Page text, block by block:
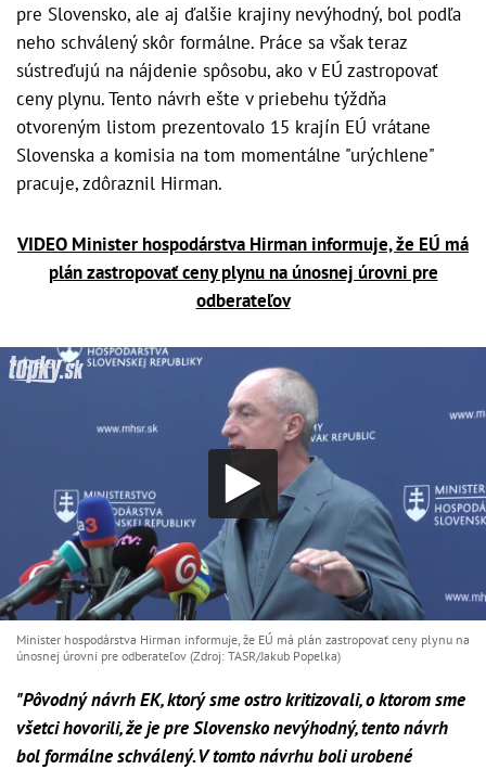
pre Slovensko, ale aj ďalšie krajiny nevýhodný, bol podľa
neho schválený skôr formálne. Práce sa však teraz
sústreďujú na nájdenie spôsobu, ako v EÚ zastropovať
ceny plynu. Tento návrh ešte v priebehu týždňa
otvoreným listom prezentovalo 15 krajín EÚ vrátane
Slovenska a komisia na tom momentálne "urýchlene"
pracuje, zdôraznil Hirman.
VIDEO Minister hospodárstva Hirman informuje, že EÚ má
plán zastropovať ceny plynu na únosnej úrovni pre
odberateľov
Minister hospodárstva Hirman informuje, že EÚ má plán zastropovať ceny plynu na
únosnej úrovni pre odberateľov (Zdroj: TASR/Jakub Popelka)
"Pôvodný návrh EK, ktorý sme ostro kritizovali, o ktorom sme
všetci hovorili, že je pre Slovensko nevýhodný, tento návrh
bol formálne schválený. V tomto návrhu boli urobené